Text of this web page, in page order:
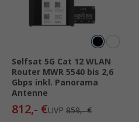
Selfsat 5G Cat 12 WLAN
Router MWR 5540 bis 2,6
Gbps inkl. Panorama
Antenne
812,- €UVP 859,- €